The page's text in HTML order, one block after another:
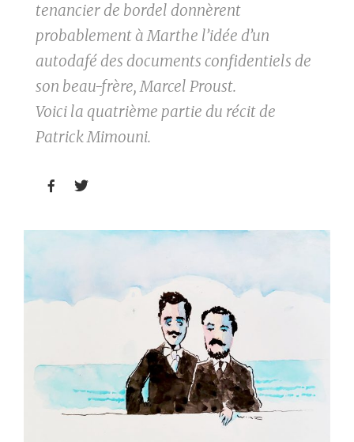
tenancier de bordel donnèrent
probablement à Marthe l’idée d’un
autodafé des documents confidentiels de
son beau-frère, Marcel Proust.
Voici la quatrième partie du récit de
Patrick Mimouni.
 